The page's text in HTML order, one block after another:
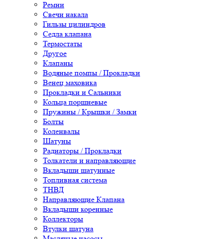
Ремни
Свечи накала
Гильзы цилиндров
Седла клапана
Термостаты
Другое
Клапаны
Водяные помпы / Прокладки
Венец маховика
Прокладки и Сальники
Кольца поршневые
Пружины / Крышки / Замки
Болты
Коленвалы
Шатуны
Радиаторы / Прокладки
Толкатели и направляющие
Вкладыши шатунные
Топливная система
ТНВД
Направляющие Клапана
Вкладыши коренные
Коллекторы
Втулки шатуна